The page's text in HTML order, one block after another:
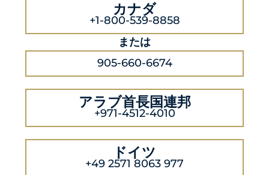
カナダ
+1-800-539-8858
または
905-660-6674
アラブ首長国連邦
+971-4512-4010
ドイツ
+49 2571 8063 977